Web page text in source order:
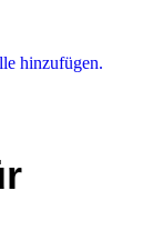
hinzufügen.